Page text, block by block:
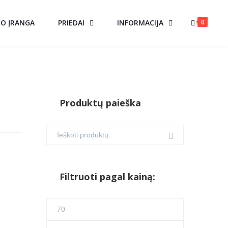
0
ĮRANGA PRIEDAI INFORMACIJA
Produktų paieška
Filtruoti pagal kainą: